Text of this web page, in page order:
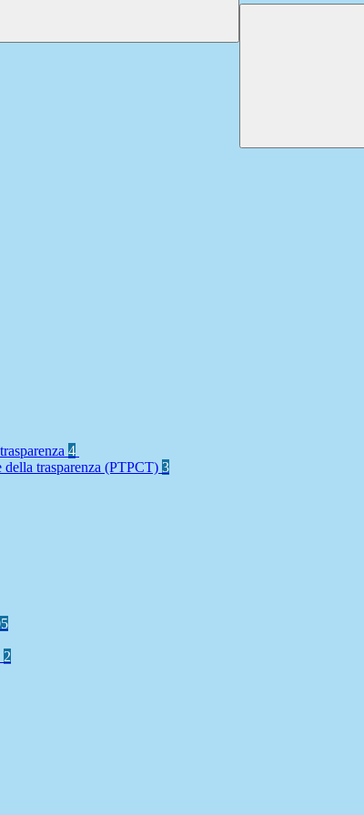
4
trasparenza (PTPCT) 3
2